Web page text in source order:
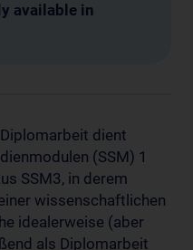
available in
dient
(SSM) 1
SSM3, in derem
wissenschaftlichen
idealerweise (aber
als Diplomarbeit